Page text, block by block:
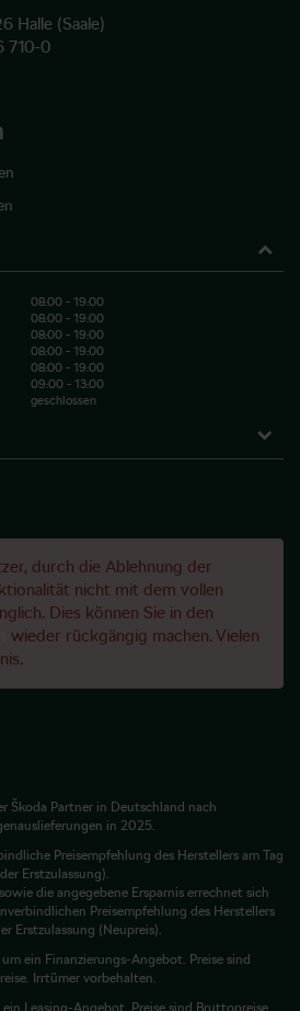
Halle (Saale)
710-0
08:00 - 19:00
08:00 - 19:00
08:00 - 19:00
08:00 - 19:00
08:00 - 19:00
09:00 - 13:00
geschlossen
durch die Ablehnung der
nicht mit dem vollen
Dies können Sie in den
wieder rückgängig machen. Vielen
Škoda Partner in Deutschland nach
in 2025.
Preisempfehlung des Herstellers am Tag
der Erstzulassung).
die angegebene Ersparnis errechnet sich
Preisempfehlung des Herstellers
Erstzulassung (Neupreis).
ein Finanzierungs-Angebot. Preise sind
Irrtümer vorbehalten.
Leasing-Angebot. Preise sind Bruttopreise.